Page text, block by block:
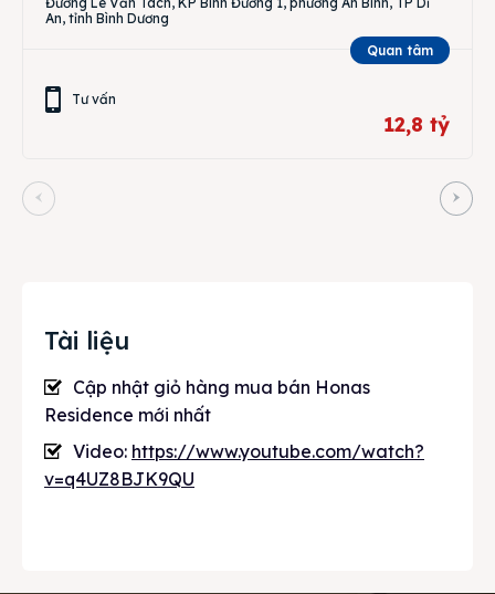
An, tỉnh Bình Dương
Quan tâm
Tư vấn
12,8 tỷ
Tài liệu
Cập nhật giỏ hàng mua bán Honas
Residence mới nhất
Video: https://www.youtube.com/watch?
v=q4UZ8BJK9QU